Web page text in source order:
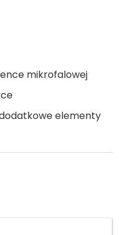
mikrofalowej
elementy